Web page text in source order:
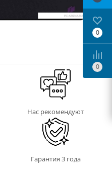
Нас рекомендуют
Гарантия 3 года
0
0